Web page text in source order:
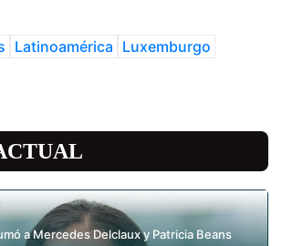
Latinoamérica Luxemburgo
a Mercedes Delclaux y Patricia Beans